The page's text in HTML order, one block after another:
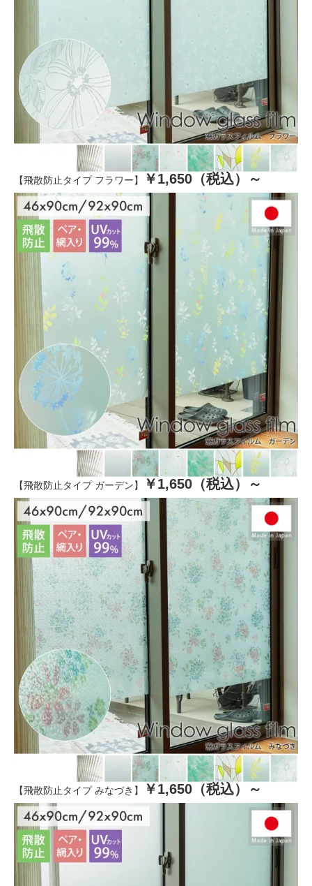
【飛散防止タイプ フラワー】 ￥1,650（税込）～
【飛散防止タイプ ガーデン】 ￥1,650（税込）～
【飛散防止タイプ みなづき】 ￥1,650（税込）～